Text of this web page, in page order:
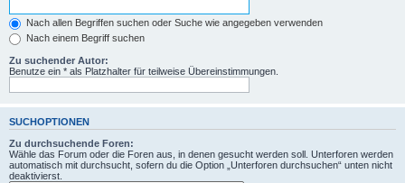
Nach allen Begriffen suchen oder Suche wie angegeben verwenden
Nach einem Begriff suchen
Zu suchender Autor:
Benutze ein * als Platzhalter für teilweise Übereinstimmungen.
SUCHOPTIONEN
Zu durchsuchende Foren:
Wähle das Forum oder die Foren aus, in denen gesucht werden soll. Unterforen werden
automatisch mit durchsucht, sofern du die Option „Unterforen durchsuchen“ unten nicht
deaktivierst.